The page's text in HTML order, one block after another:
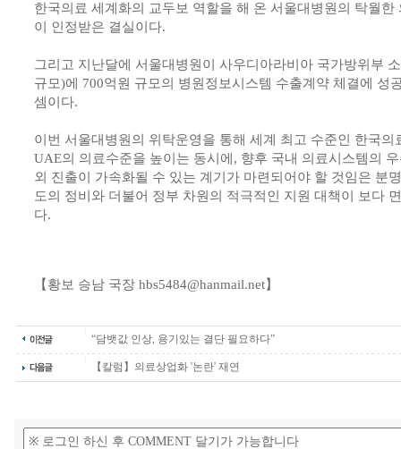
한국의료 세계화의 교두보 역할을 해 온 서울대병원의 탁월한
이 인정받은 결실이다.
그리고 지난달에 서울대병원이 사우디아라비아 국가방위부
규모)에 700억원 규모의 병원정보시스템 수출계약 체결에 성
셈이다.
이번 서울대병원의 위탁운영을 통해 세계 최고 수준인 한국의
UAE의 의료수준을 높이는 동시에, 향후 국내 의료시스템의
외 진출이 가속화될 수 있는 계기가 마련되어야 할 것임은 분
도의 정비와 더불어 정부 차원의 적극적인 지원 대책이 보다
다.
【황보 승남 국장 hbs5484@hanmail.net】
“담뱃값 인상, 용기있는 결단 필요하다”
【칼럼】의료상업화 '논란' 재연